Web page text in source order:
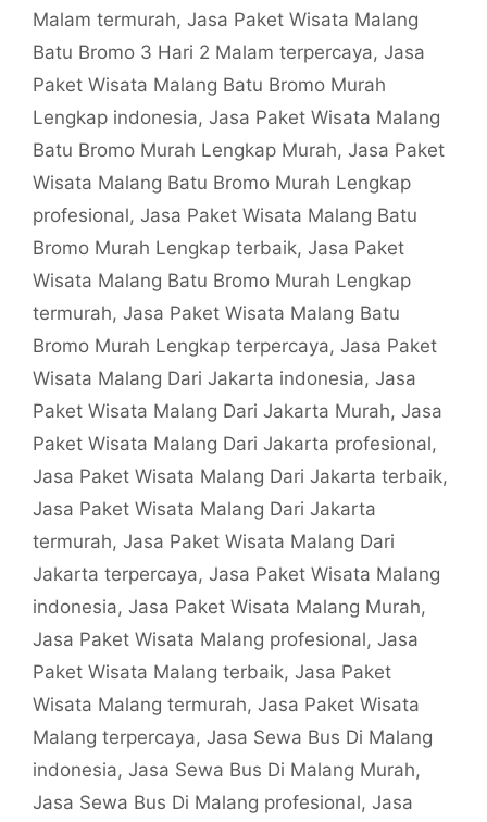
Malam termurah, Jasa Paket Wisata Malang
Batu Bromo 3 Hari 2 Malam terpercaya, Jasa
Paket Wisata Malang Batu Bromo Murah
Lengkap indonesia, Jasa Paket Wisata Malang
Batu Bromo Murah Lengkap Murah, Jasa Paket
Wisata Malang Batu Bromo Murah Lengkap
profesional, Jasa Paket Wisata Malang Batu
Bromo Murah Lengkap terbaik, Jasa Paket
Wisata Malang Batu Bromo Murah Lengkap
termurah, Jasa Paket Wisata Malang Batu
Bromo Murah Lengkap terpercaya, Jasa Paket
Wisata Malang Dari Jakarta indonesia, Jasa
Paket Wisata Malang Dari Jakarta Murah, Jasa
Paket Wisata Malang Dari Jakarta profesional,
Jasa Paket Wisata Malang Dari Jakarta terbaik,
Jasa Paket Wisata Malang Dari Jakarta
termurah, Jasa Paket Wisata Malang Dari
Jakarta terpercaya, Jasa Paket Wisata Malang
indonesia, Jasa Paket Wisata Malang Murah,
Jasa Paket Wisata Malang profesional, Jasa
Paket Wisata Malang terbaik, Jasa Paket
Wisata Malang termurah, Jasa Paket Wisata
Malang terpercaya, Jasa Sewa Bus Di Malang
indonesia, Jasa Sewa Bus Di Malang Murah,
Jasa Sewa Bus Di Malang profesional, Jasa